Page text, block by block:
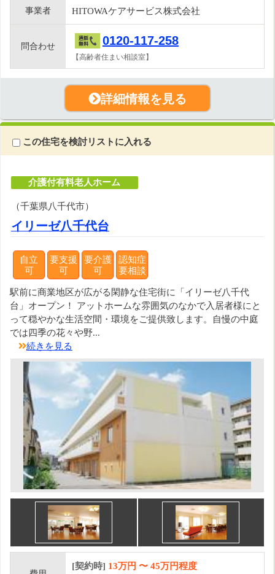
事業者 HITOWAケアサービス株式会社
問合わせ 0120-117-258
【高齢者住まい相談室】
詳細情報を見る
この住宅を検討リストに入れる
介護付有料老人ホーム
（千葉県八千代市）
イリーゼ八千代台
自立
可
要支援
可
要介護
可
認知症
要相談
駅前に商業地区が広がる閑静な住宅街に「イリーゼ八千代
台」オープン！ アットホームな雰囲気のなかで入居者様にと
って穏やかな生活空間・環境をご提供致します。自慢の中庭
では四季の花々や野...
続きを見る
[契約時] 13万円 〜 45万円程度